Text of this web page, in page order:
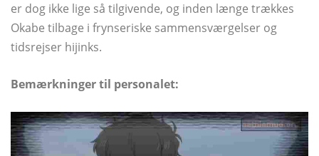
er dog ikke lige så tilgivende, og inden længe trækkes
Okabe tilbage i frynseriske sammensværgelser og
tidsrejser hijinks.
Bemærkninger til personalet: